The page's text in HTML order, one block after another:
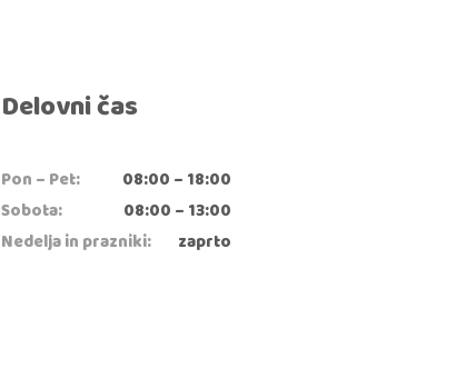
Delovni čas
Pon – Pet:
08:00 – 18:00
Sobota:
08:00 – 13:00
Nedelja in prazniki:
zaprto